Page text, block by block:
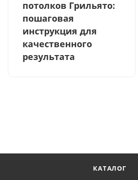
потолков Грильято:
пошаговая
инструкция для
качественного
результата
КАТАЛОГ